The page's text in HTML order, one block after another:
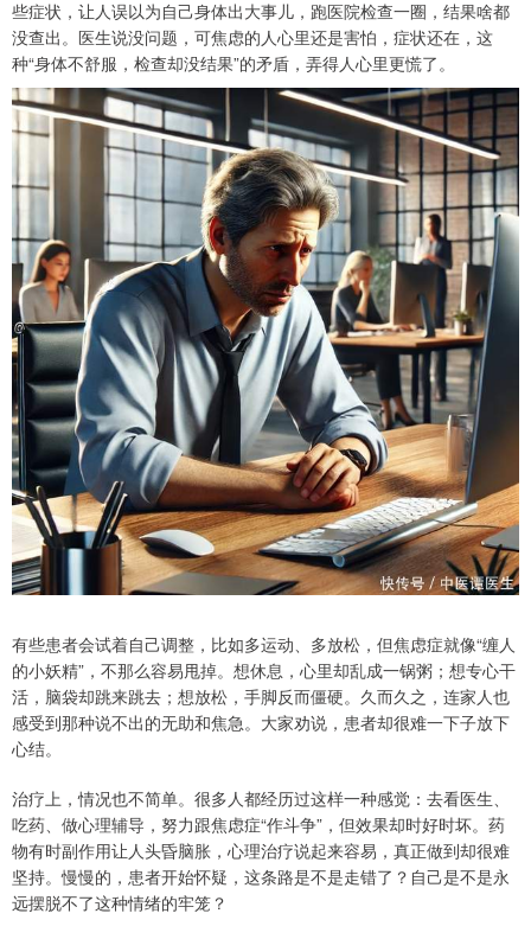
些症状，让人误以为自己身体出大事儿，跑医院检查一圈，结果啥都
没查出。医生说没问题，可焦虑的人心里还是害怕，症状还在，这
种“身体不舒服，检查却没结果”的矛盾，弄得人心里更慌了。
有些患者会试着自己调整，比如多运动、多放松，但焦虑症就像“缠人
的小妖精”，不那么容易甩掉。想休息，心里却乱成一锅粥；想专心干
活，脑袋却跳来跳去；想放松，手脚反而僵硬。久而久之，连家人也
感受到那种说不出的无助和焦急。大家劝说，患者却很难一下子放下
心结。
治疗上，情况也不简单。很多人都经历过这样一种感觉：去看医生、
吃药、做心理辅导，努力跟焦虑症“作斗争”，但效果却时好时坏。药
物有时副作用让人头昏脑胀，心理治疗说起来容易，真正做到却很难
坚持。慢慢的，患者开始怀疑，这条路是不是走错了？自己是不是永
远摆脱不了这种情绪的牢笼？